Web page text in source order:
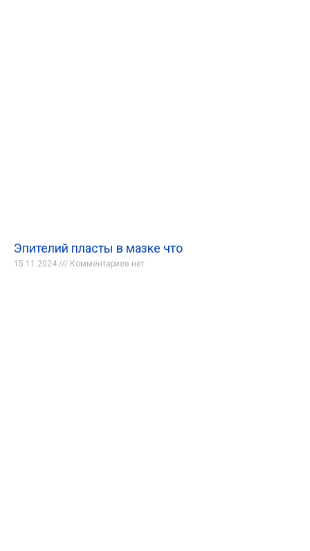
Эпителий пласты в мазке что
15.11.2024 Комментариев нет